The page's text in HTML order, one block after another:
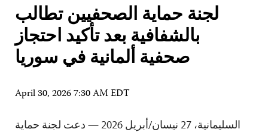
لجنة حماية الصحفيين تطالب
بالشفافية بعد تأكيد احتجاز
صحفية ألمانية في سوريا
April 30, 2026 7:30 AM EDT
السليمانية، 27 نيسان/أبريل 2026 — دعت لجنة حماية